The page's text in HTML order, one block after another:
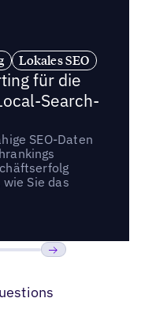
Lokales SEO
für die
Search-
SEO-Daten
Sie das